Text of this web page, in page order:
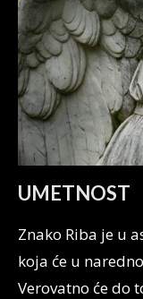
UMETNOST
Znako Riba je u
koja će u
Verovatno će do